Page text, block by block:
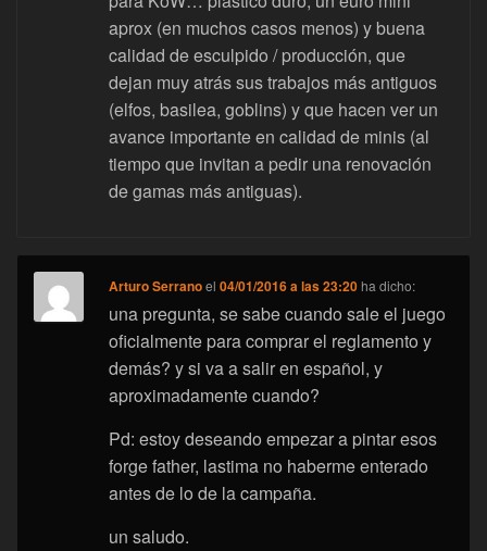
aprox (en muchos casos menos) y buena
calidad de esculpido / producción, que
dejan muy atrás sus trabajos más antiguos
(elfos, basilea, goblins) y que hacen ver un
avance importante en calidad de minis (al
tiempo que invitan a pedir una renovación
de gamas más antiguas).
Arturo Serranoel04/01/2016 a las 23:20 ha dicho:
una pregunta, se sabe cuando sale el juego
oficialmente para comprar el reglamento y
demás? y si va a salir en español, y
aproximadamente cuando?
Pd: estoy deseando empezar a pintar esos
forge father, lastima no haberme enterado
antes de lo de la campaña.
un saludo.